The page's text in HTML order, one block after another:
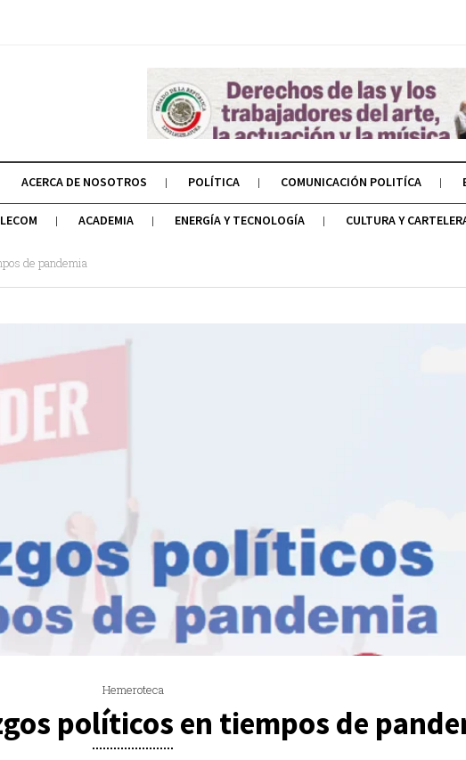
ACERCA DE NOSOTROS POLÍTICA COMUNICACIÓN POLITÍCA
ACADEMIA ENERGÍA Y TECNOLOGÍA CULTURA Y
de pandemia
Hemeroteca
políticos en tiempos de